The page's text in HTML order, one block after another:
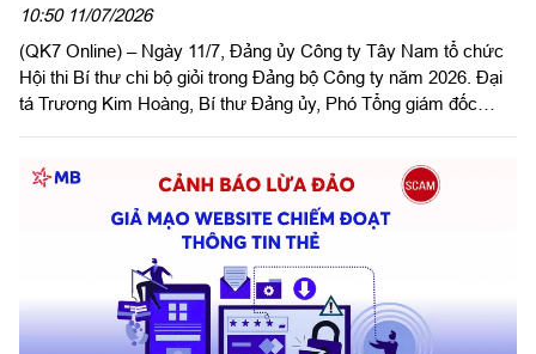
Công ty năm 2026
10:50 11/07/2026
(QK7 Online) – Ngày 11/7, Đảng ủy Công ty Tây Nam tổ chức
Hội thi Bí thư chi bộ giỏi trong Đảng bộ Công ty năm 2026. Đại
tá Trương Kim Hoàng, Bí thư Đảng ủy, Phó Tổng giám đốc